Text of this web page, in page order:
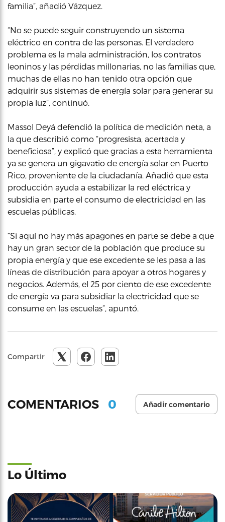
familia”, añadió Vázquez.
“No se puede seguir construyendo un sistema
eléctrico en contra de las personas. El verdadero
problema es la mala administración, los contratos
leoninos y las pérdidas millonarias, no las familias que,
muchas de ellas no han tenido otra opción que
adquirir sus sistemas de energía solar para generar su
propia luz”, continuó.
Massol Deyá defendió la política de medición neta, a
la que describió como “progresista, acertada y
beneficiosa”, y explicó que gracias a esta herramienta
ya se genera un gigavatio de energía solar en Puerto
Rico, proveniente de la ciudadanía. Añadió que esta
producción ayuda a estabilizar la red eléctrica y
subsidia en parte el consumo de electricidad en las
escuelas públicas.
“Si aquí no hay más apagones en parte se debe a que
hay un gran sector de la población que produce su
propia energía y que ese excedente se les pasa a las
líneas de distribución para apoyar a otros hogares y
negocios. Además, el 25 por ciento de ese excedente
de energía va para subsidiar la electricidad que se
consume en las escuelas”, apuntó.
Compartir
COMENTARIOS 0 Añadir comentario
Lo Último